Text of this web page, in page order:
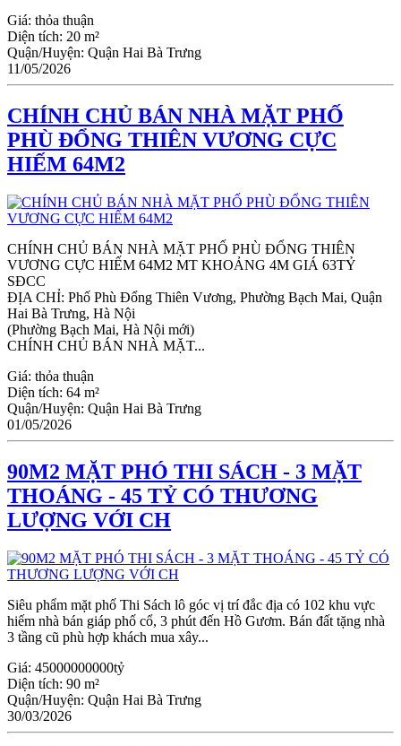
Giá: thỏa thuận
Diện tích: 20 m²
Quận/Huyện: Quận Hai Bà Trưng
11/05/2026
CHÍNH CHỦ BÁN NHÀ MẶT PHỐ
PHÙ ĐỔNG THIÊN VƯƠNG CỰC
HIẾM 64M2
CHÍNH CHỦ BÁN NHÀ MẶT PHỐ PHÙ ĐỔNG THIÊN
VƯƠNG CỰC HIẾM 64M2 MT KHOẢNG 4M GIÁ 63TỶ
SĐCC
ĐỊA CHỈ: Phố Phù Đổng Thiên Vương, Phường Bạch Mai, Quận
Hai Bà Trưng, Hà Nội
(Phường Bạch Mai, Hà Nội mới)
CHÍNH CHỦ BÁN NHÀ MẶT...
Giá: thỏa thuận
Diện tích: 64 m²
Quận/Huyện: Quận Hai Bà Trưng
01/05/2026
90M2 MẶT PHÓ THI SÁCH - 3 MẶT
THOÁNG - 45 TỶ CÓ THƯƠNG
LƯỢNG VỚI CH
Siêu phẩm mặt phố Thi Sách lô góc vị trí đắc địa có 102 khu vực
hiếm nhà bán giáp phố cổ, 3 phút đến Hồ Gươm. Bán đất tặng nhà
3 tầng cũ phù hợp khách mua xây...
Giá: 45000000000tỷ
Diện tích: 90 m²
Quận/Huyện: Quận Hai Bà Trưng
30/03/2026